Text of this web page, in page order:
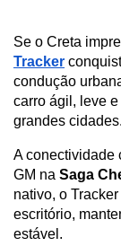
Se o Creta
Tracker
condução
carro ágil, leve
grandes cidades.
A conectividade
GM na Saga
nativo, o
escritório,
estável.